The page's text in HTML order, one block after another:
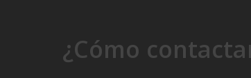
¿Cómo